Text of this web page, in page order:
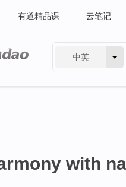
有道精品课 云笔记
中英
with